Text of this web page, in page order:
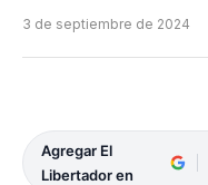
3 de septiembre de 2024
Agregar El
Libertador en